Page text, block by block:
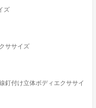
ズ
ササイズ
釘付け立体ボディエクササイ